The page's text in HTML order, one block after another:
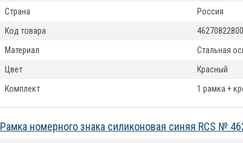
Страна
Россия
Код товара
Материал
Стальная
Цвет
Красный
Комплект
1 рамка +
Рамка номерного знака силиконовая синяя RCS №